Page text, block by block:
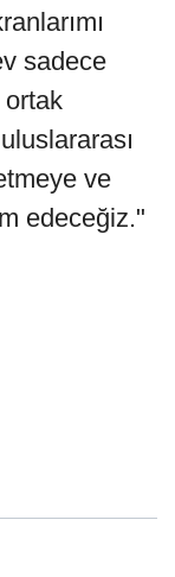
sadece
ortak
ve
edeceğiz."